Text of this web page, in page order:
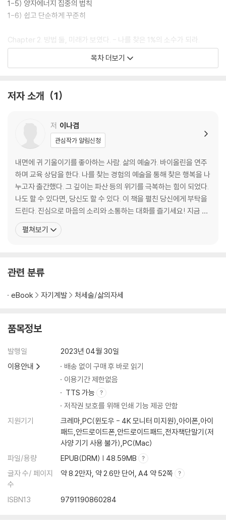
1-5) 양자에너지 집중의 법칙
1-6) 쉽고 단순하게 꾸준히
Chapter 2. 방법 둘, 미래가 보였다. - 나를 찾은 1%의 소수가 되라.
2-1) ‘나’를 찾은 1% 의 공통점
2-2) 17초만 참아도 인생이 바뀐다.
2-5) 진정한 나를 찾아주는 5가지 질문
Chapter 3. 방법 셋, 코로나 시대, 기회를 잡은 사람들
3-1) 나의 경험을 들려주라.
3-2) 기회를 잡을 수 없는 것인가? 하기 싫은 것인가?
3-3) 나를 조각하는 3가지 방법
3-4) 나 찾기를 아주 작게 시작하라.
3-5) 더 나은 나를 향한 진짜 발걸음
Chapter 4. 방법 넷, 나를 찾고 나를 만나는 행동 매뉴얼
4-1) 매일의 7분 명상
4-4) 하지 않아도 괜찮아.
4-6) 나와 화해하기
5-1) 꿈을 건드려 현실을 이루는 힘
5-3) 호흡에서 얻는 에너지
5-4) 나를 만나는 거울명상 3초의 힘
5-5) 향기와 음악으로 정화한다.
5-6) 나를 일으켜 세우는, 쓰면 이루어지는 기록노트
5-7) 비로소 무한한 가능성의 나의 문을 열다. 나를 사랑하게 되는 바이올
린
Chapter 6. 액션플랜 미라클 노트
6-2) 느껴봐, 꿈을 만드는 제목
6-3) 작고 디테일한 도전!
6-4) 그날의 망고, 셀프 칭찬 한마디의 힘
6-5) 보상을 할 때 유의해야 할 3가지
목차 더보기
저자 소개 1
저 이나겸
관심작가 알림신청
내면에 귀 기울이기를 좋아하는 사람. 삶의 예술가. 바이올린을 연주
하며 교육 상담을 한다. 나를 찾는 경험의 예술을 통해 찾은 행복을 나
누고자 출간했다. 그 깊이는 파산 등의 위기를 극복하는 힘이 되었다.
나도 할 수 있다면, 당신도 할 수 있다. 이 책을 펼친 당신에게 부탁을
드린다. 진심으로 마음의 소리와 소통하는 대화를 즐기세요! 지금 이
순간 내 안의 꿈틀거리는 열정의 첫 불을 당겼다. 끊임없이 흐르는 신
뢰의 강에 머물 수 있게 도와주는 <믿음 선언문>을 선물로 드린다.
펼쳐보기
관련 분류
eBook 자기계발 처세술/삶의자세
품목정보
발행일
2023년 04월 30일
이용안내
배송 없이 구매 후 바로 읽기
이용기간 제한없음
TTS 가능
저작권 보호를 위해 인쇄 기능 제공 안함
지원기기
크레마,PC(윈도우 - 4K 모니터 미지원),아이폰,아이
패드,안드로이드폰,안드로이드패드,전자책단말기(저
사양 기기 사용 불가),PC(Mac)
파일/용량
EPUB(DRM) | 48.59MB
글자 수/ 페이지
수
약 8.2만자, 약 2.6만 단어, A4 약 52쪽
ISBN13 9791190860284